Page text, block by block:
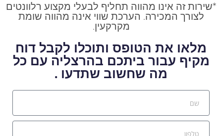
*שירות זה אינו מהווה תחליף לבעלי מקצוע רלוונטים
לצורך המכירה. הערכת שווי אינה מהווה שומת
מקרקעין.
מלאו את הטופס ותוכלו לקבל דוח
מקיף עבור ביתכם בהרצליה עם כל
מה שחשוב שתדעו .